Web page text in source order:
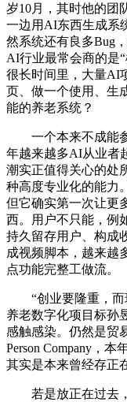
岁10月，其时他的团
一边用AI东西生成系
然系统还有良多Bug
AI行业最常会商的是
很长时间里，大量AI
页、做一个使用、生
能的养老系统？
一个本来不成能参
年越来越多AI从业者
潮实正值得关心的处
种高度专业化的能力
但它确实第一次让更
西。用户不只能，例
持久留存用户、构成
成视频脚本，越来越
点功能完整工做流。
“创业要隆重，而
养老数字化项目标孙
感触感染。仍然是贸
Person Company，
其实是本来曾经存正
若是放正在过去，